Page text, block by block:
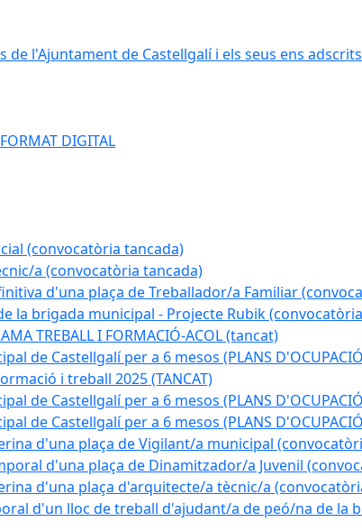
l'Ajuntament de Castellgalí i els seus ens adscrits
DIGITAL
(convocatòria tancada)
a (convocatòria tancada)
d'una plaça de Treballador/a Familiar
la brigada municipal - Projecte Rubik
TREBALL I FORMACIÓ-ACOL (tancat)
de Castellgalí per a 6 mesos (PLANS
i treball 2025 (TANCAT)
de Castellgalí per a 6 mesos (PLANS
de Castellgalí per a 6 mesos (PLANS
d'una plaça de Vigilant/a municipal
d'una plaça de Dinamitzador/a Juvenil
d'una plaça d'arquitecte/a tècnic/a
d'un lloc de treball d'ajudant/a de peó/na de la